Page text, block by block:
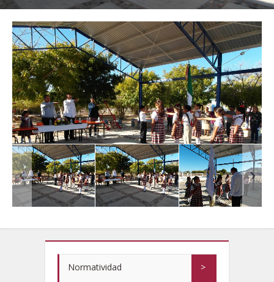
Normatividad >